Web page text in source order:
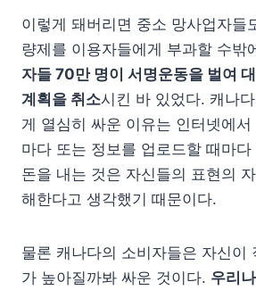
이렇게 돼버리면 중소 망사업자들
량제를 이용자들에게 부과할 수밖
자들 70만 명이 서명운동을 벌여
계획을 취소시킨 바 있었다. 캐나
게 열심히 싸운 이유는 인터넷에
마다 또는 정보를 업로드할 때마
돈을 내는 것은 자신들의 표현의
해한다고 생각했기 때문이다.
물론 캐나다의 소비자들은 자신이
가 높아질까봐 싸운 것이다. 우리